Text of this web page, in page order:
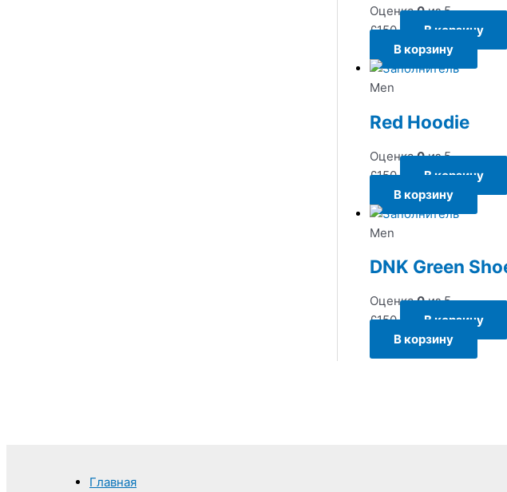
Оценка0из 5
£150
В корзину
В корзину
Men
Red Hoodie
Оценка0из 5
£150
В корзину
В корзину
Men
DNK Green
Оценка0из 5
£150
В корзину
В корзину
Главная